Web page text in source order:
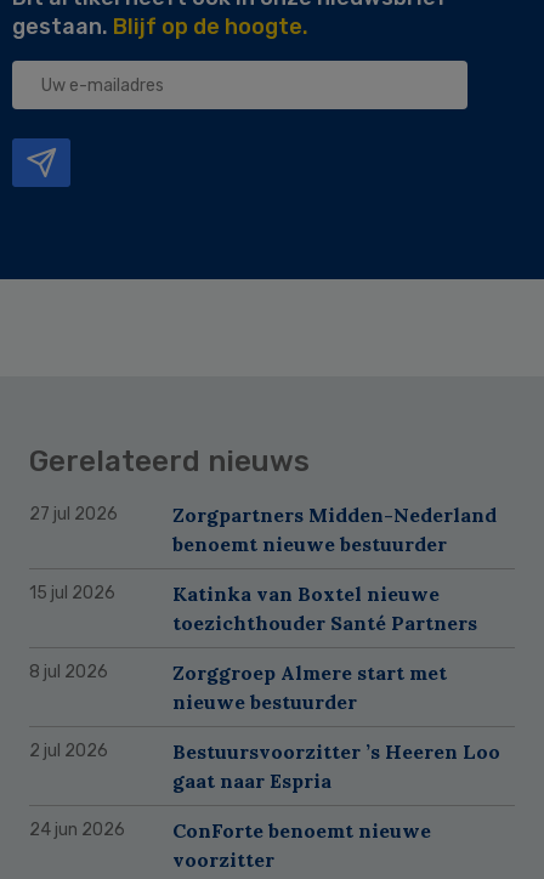
gestaan. Blijf op de hoogte.
Uw
Gerelateerd nieuws
27 jul 2026
Zorgpartners Midden-Nederland
benoemt nieuwe bestuurder
15 jul 2026
Katinka van Boxtel nieuwe
toezichthouder Santé Partners
8 jul 2026
Zorggroep Almere start met
nieuwe bestuurder
2 jul 2026
Bestuursvoorzitter ’s Heeren Loo
gaat naar Espria
24 jun 2026
ConForte benoemt nieuwe
voorzitter